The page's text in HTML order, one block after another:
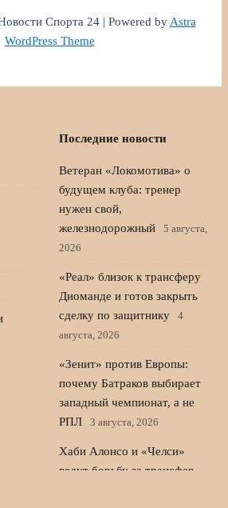
Спорта 24 | Powered byAstra
WordPress Theme
Последние новости
Ветеран «Локомотива» о
будущем клуба: тренер
нужен свой,
железнодорожный
5 августа,
2026
«Реал» близок к трансферу
Диоманде и готов закрыть
сделку по защитнику
4
августа, 2026
«Зенит» против Европы:
почему Батраков выбирает
западный чемпионат, а не
РПЛ
3 августа, 2026
Хаби Алонсо и «Челси»
ведут борьбу за трансфер